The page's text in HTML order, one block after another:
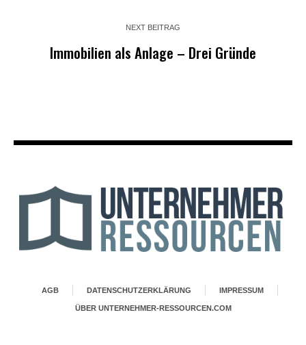
NEXT BEITRAG
Immobilien als Anlage – Drei Gründe
AGB DATENSCHUTZERKLÄRUNG IMPRESSUM
ÜBER UNTERNEHMER-RESSOURCEN.COM